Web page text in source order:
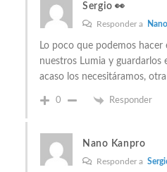
Sergio 👀
Responder a
Lo poco que podemos hacer
nuestros Lumia y guardarlos
acaso los necesitáramos,
0 Responder
Nano Kanpro
Responder a